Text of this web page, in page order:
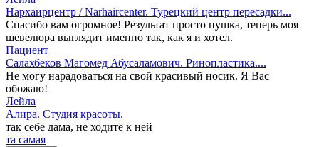
Нархаирцентр / Narhaircenter. Турецкий центр пересадки...
Спасибо вам огромное! Результат просто пушка, теперь моя
шевелюра выглядит именно так, как я и хотел.
Пациент
Салахбеков Магомед Абусаламович. Ринопластика....
Не могу нарадоваться на свой красивый носик. Я Вас
обожаю!
Лейла
Алира. ​Студия красоты.
так себе дама, не ходите к ней
та самая